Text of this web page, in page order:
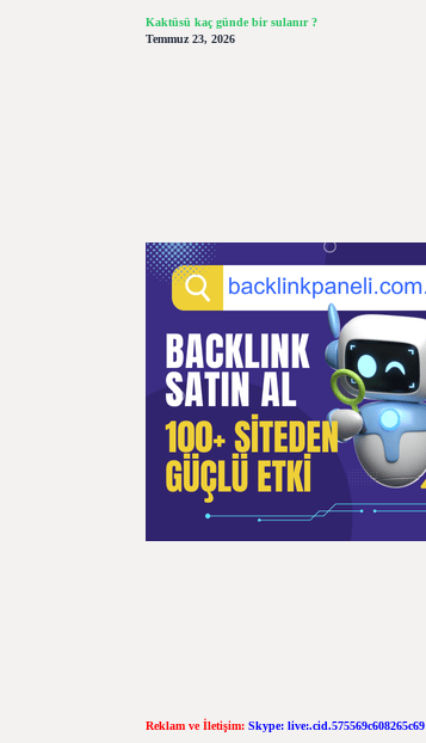
Kaktüsü kaç günde bir sulanır ?
Temmuz 23, 2026
Reklam ve İletişim: Skype: live:.cid.575569c608265c69